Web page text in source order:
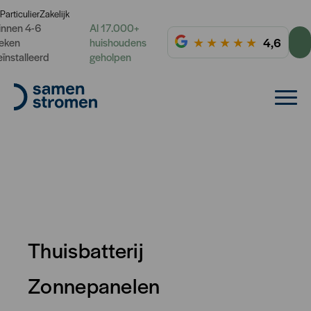
ParticulierZakelijk
4-6
Al 17.000+
huishoudens
geholpen
★ ★ ★ ★ ★ 4,6
Thuisbatterij
Zonnepanelen
Opbrengst zonnepanelen
winter
Haal het maximale uit jouw zonnepanelen in de